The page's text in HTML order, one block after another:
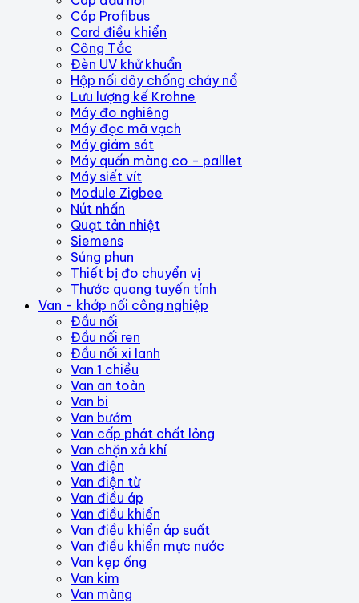
Cáp Profibus
Card điều khiển
Công Tắc
Đèn UV khử khuẩn
Hộp nối dây chống cháy nổ
Lưu lượng kế Krohne
Máy đo nghiêng
Máy đọc mã vạch
Máy giám sát
Máy quấn màng co - palllet
Máy siết vít
Module Zigbee
Nút nhấn
Quạt tản nhiệt
Siemens
Súng phun
Thiết bị đo chuyển vị
Thước quang tuyến tính
Van - khớp nối công nghiệp
Đầu nối
Đầu nối ren
Đầu nối xi lanh
Van 1 chiều
Van an toàn
Van bi
Van bướm
Van cấp phát chất lỏng
Van chặn xả khí
Van điện
Van điện từ
Van điều áp
Van điều khiển
Van điều khiển áp suất
Van điều khiển mực nước
Van kẹp ống
Van kim
Van màng